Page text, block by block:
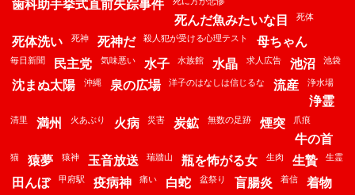
歯科助手挙式直前失踪事件
死んだ魚みたいな目 死体
死体洗い 死神 死神だ 殺人犯が受ける心理テスト 母ちゃん
毎日新聞 民主党 気味悪い 水子 水族館 水晶 求人広告 池沼 池袋
沈まぬ太陽 沖縄 泉の広場 洋子のはなしは信じるな 流産 浄水場
浄霊
清里 満州 火あぶり 火病 災害 炭鉱 無数の足跡 煙突 爪痕
牛の首
猫 猿夢 猿神 玉音放送 瑞牆山 瓶を怖がる女 生肉 生贄 生霊
田んぼ 甲府駅 疫病神 痛い 白蛇 盆祭り 盲腸炎 着信 着物